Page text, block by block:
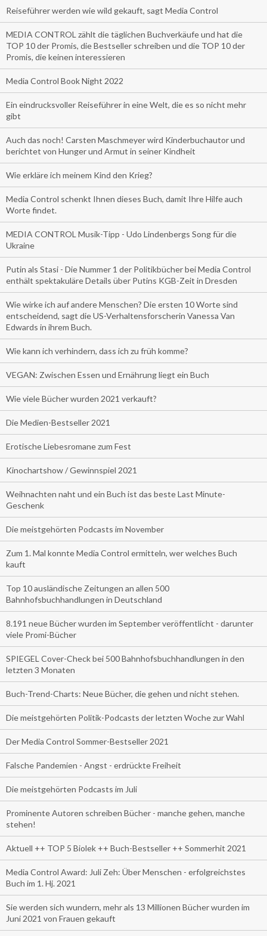
Reiseführer werden wie wild gekauft, sagt Media Control
MEDIA CONTROL zählt die täglichen Buchverkäufe und hat die
TOP 10 der Promis, die Bestseller schreiben und die TOP 10 der
Promis, die keinen interessieren
Media Control Book Night 2022
Ein eindrucksvoller Reiseführer in eine Welt, die es so nicht mehr
gibt
Auch das noch! Carsten Maschmeyer wird Kinderbuchautor und
berichtet von Hunger und Armut in seiner Kindheit
Wie erkläre ich meinem Kind den Krieg?
Media Control schenkt Ihnen dieses Buch, damit Ihre Hilfe auch
Worte findet.
MEDIA CONTROL Musik-Tipp - Udo Lindenbergs Song für die
Ukraine
Putin als Stasi - Die Nummer 1 der Politikbücher bei Media Control
enthält spektakuläre Details über Putins KGB-Zeit in Dresden
Wie wirke ich auf andere Menschen? Die ersten 10 Worte sind
entscheidend, sagt die US-Verhaltensforscherin Vanessa Van
Edwards in ihrem Buch.
Wie kann ich verhindern, dass ich zu früh komme?
VEGAN: Zwischen Essen und Ernährung liegt ein Buch
Wie viele Bücher wurden 2021 verkauft?
Die Medien-Bestseller 2021
Erotische Liebesromane zum Fest
Kinochartshow / Gewinnspiel 2021
Weihnachten naht und ein Buch ist das beste Last Minute-
Geschenk
Die meistgehörten Podcasts im November
Zum 1. Mal konnte Media Control ermitteln, wer welches Buch
kauft
Top 10 ausländische Zeitungen an allen 500
Bahnhofsbuchhandlungen in Deutschland
8.191 neue Bücher wurden im September veröffentlicht - darunter
viele Promi-Bücher
SPIEGEL Cover-Check bei 500 Bahnhofsbuchhandlungen in den
letzten 3 Monaten
Buch-Trend-Charts: Neue Bücher, die gehen und nicht stehen.
Die meistgehörten Politik-Podcasts der letzten Woche zur Wahl
Der Media Control Sommer-Bestseller 2021
Falsche Pandemien - Angst - erdrückte Freiheit
Die meistgehörten Podcasts im Juli
Prominente Autoren schreiben Bücher - manche gehen, manche
stehen!
Aktuell ++ TOP 5 Biolek ++ Buch-Bestseller ++ Sommerhit 2021
Media Control Award: Juli Zeh: Über Menschen - erfolgreichstes
Buch im 1. Hj. 2021
Sie werden sich wundern, mehr als 13 Millionen Bücher wurden im
Juni 2021 von Frauen gekauft